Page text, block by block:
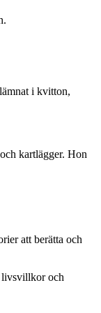
i kvitton,
kartlägger. Hon
att berätta och
livsvillkor och